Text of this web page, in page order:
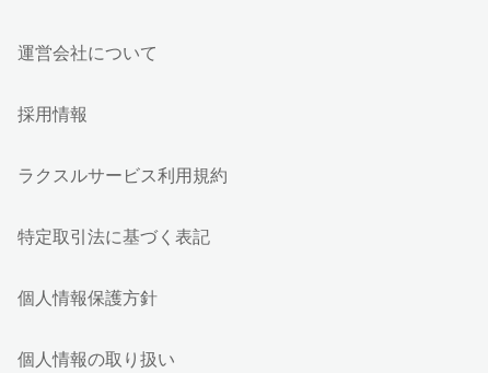
運営会社について
採用情報
ラクスルサービス利用規約
特定取引法に基づく表記
個人情報保護方針
個人情報の取り扱い